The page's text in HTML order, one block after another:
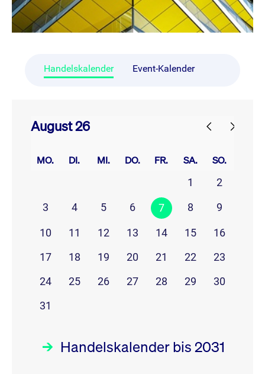
Handelskalender Event-Kalender
August 26
MO. DI. MI. DO. FR. SA. SO.
1
2
3
4 5 6 7 8 9
10 11 12 13 14 15
16
17
18 19 20 21 22
23
24
25 26 27 28 29
30
31
Handelskalender bis 2031